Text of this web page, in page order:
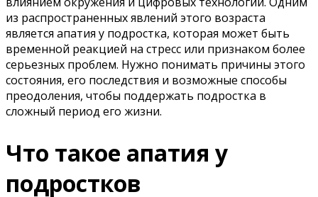
из распространенных явлений этого возраста
является апатия у подростка, которая может быть
временной реакцией на стресс или признаком более
серьезных проблем. Нужно понимать причины этого
состояния, его последствия и возможные способы
преодоления, чтобы поддержать подростка в
сложный период его жизни.
Что такое апатия у
подростков